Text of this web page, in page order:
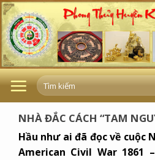
Skip
to
content
NHÀ ĐẮC CÁCH “TAM
Hầu như ai đã đọc về cuộc
American Civil War 1861